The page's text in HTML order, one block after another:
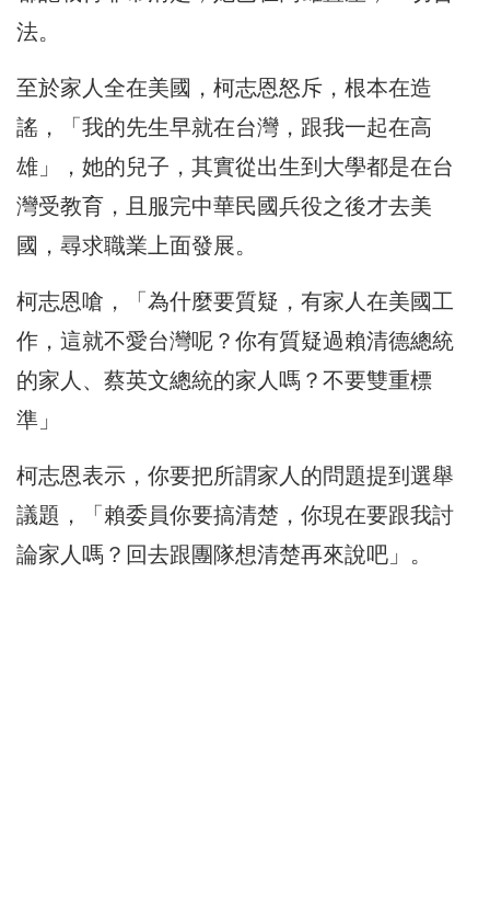
法。
至於家人全在美國，柯志恩怒斥，根本在造
謠，「我的先生早就在台灣，跟我一起在高
雄」，她的兒子，其實從出生到大學都是在台
灣受教育，且服完中華民國兵役之後才去美
國，尋求職業上面發展。
柯志恩嗆，「為什麼要質疑，有家人在美國工
作，這就不愛台灣呢？你有質疑過賴清德總統
的家人、蔡英文總統的家人嗎？不要雙重標
準」
柯志恩表示，你要把所謂家人的問題提到選舉
議題，「賴委員你要搞清楚，你現在要跟我討
論家人嗎？回去跟團隊想清楚再來說吧」。